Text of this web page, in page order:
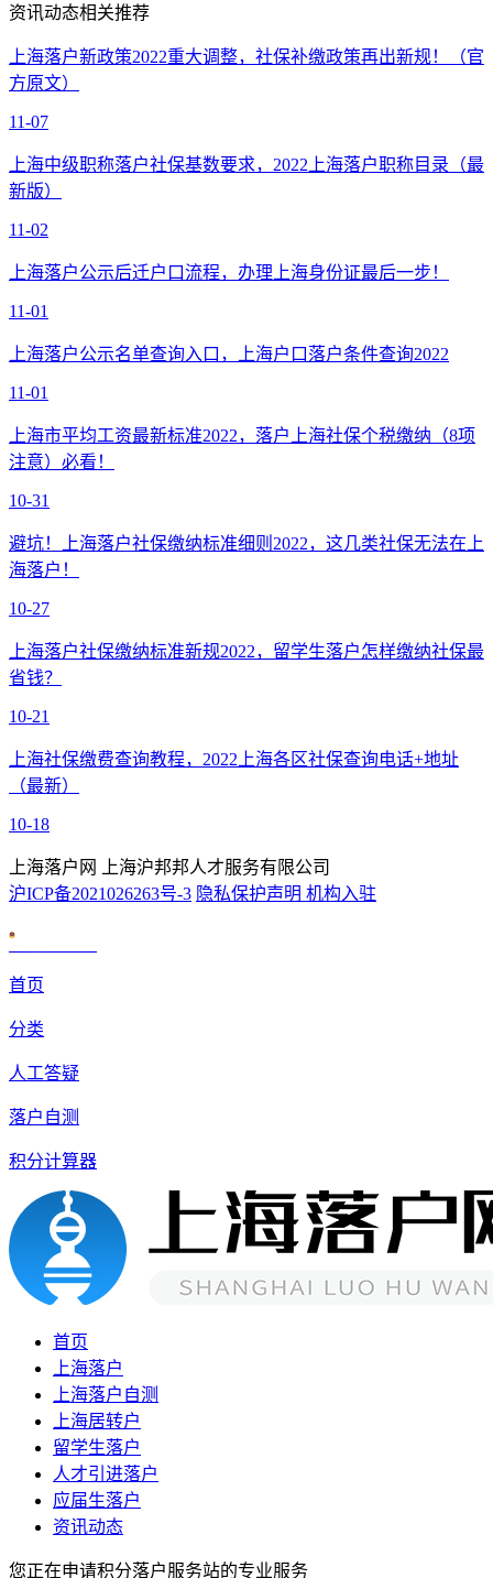
资讯动态相关推荐
上海落户新政策2022重大调整，社保补缴政策再出新规！（官
方原文）
11-07
上海中级职称落户社保基数要求，2022上海落户职称目录（最
新版）
11-02
上海落户公示后迁户口流程，办理上海身份证最后一步！
11-01
上海落户公示名单查询入口，上海户口落户条件查询2022
11-01
上海市平均工资最新标准2022，落户上海社保个税缴纳（8项
注意）必看！
10-31
避坑！上海落户社保缴纳标准细则2022，这几类社保无法在上
海落户！
10-27
上海落户社保缴纳标准新规2022，留学生落户怎样缴纳社保最
省钱？
10-21
上海社保缴费查询教程，2022上海各区社保查询电话+地址
（最新）
10-18
上海落户网 上海沪邦邦人才服务有限公司
沪ICP备2021026263号-3 隐私保护声明 机构入驻
首页
分类
人工答疑
落户自测
积分计算器
首页
上海落户
上海落户自测
上海居转户
留学生落户
人才引进落户
应届生落户
资讯动态
您正在申请积分落户服务站的专业服务